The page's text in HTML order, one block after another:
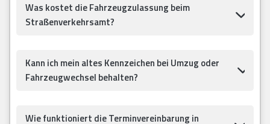
Was kostet die Fahrzeugzulassung beim
Straßenverkehrsamt?
Kann ich mein altes Kennzeichen bei Umzug oder
Fahrzeugwechsel behalten?
Wie funktioniert die Terminvereinbarung in